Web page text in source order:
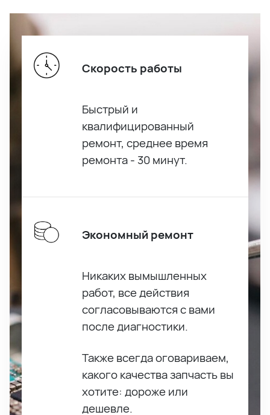
Скорость работы
Быстрый и
квалифицированный
ремонт, среднее время
ремонта - 30 минут.
Экономный ремонт
Никаких вымышленных
работ, все действия
согласовываются с вами
после диагностики.
Также всегда оговариваем,
какого качества запчасть вы
хотите: дороже или
дешевле.